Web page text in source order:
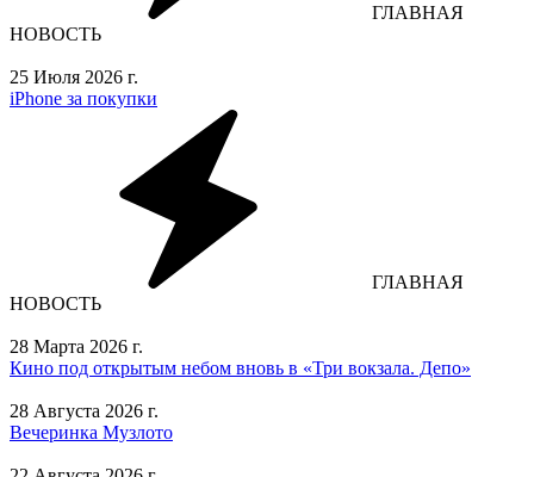
ГЛАВНАЯ
НОВОСТЬ
25 Июля 2026 г.
iPhone за покупки
ГЛАВНАЯ
НОВОСТЬ
28 Марта 2026 г.
Кино под открытым небом вновь в «Три вокзала. Депо»
28 Августа 2026 г.
Вечеринка Музлото